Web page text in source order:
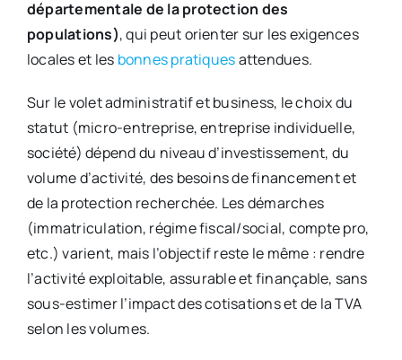
départementale de la protection des
populations), qui peut orienter sur les exigences
locales et les bonnes pratiquesattendues.
Sur le volet administratif et business, le choix du
statut (micro-entreprise, entreprise individuelle,
société) dépend du niveau d’investissement, du
volume d’activité, des besoins de financement et
de la protection recherchée. Les démarches
(immatriculation, régime fiscal/social, compte pro,
etc.) varient, mais l’objectif reste le même : rendre
l’activité exploitable, assurable et finançable, sans
sous-estimer l’impact des cotisations et de la TVA
selon les volumes.